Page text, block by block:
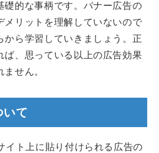
礎的な事柄です。バナー広告の
メリットを理解していないので
から学習していきましょう。正
ば、思っている以上の広告効果
せん。
いて
イト上に貼り付けられる広告の